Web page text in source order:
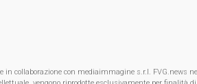
in collaborazione con mediaimmagine s.r.l.